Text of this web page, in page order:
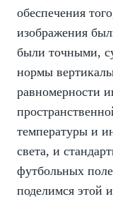
обеспечения
изображения
были точными,
нормы
равномерности
температуры и
света, и
футбольных
поделимся этой